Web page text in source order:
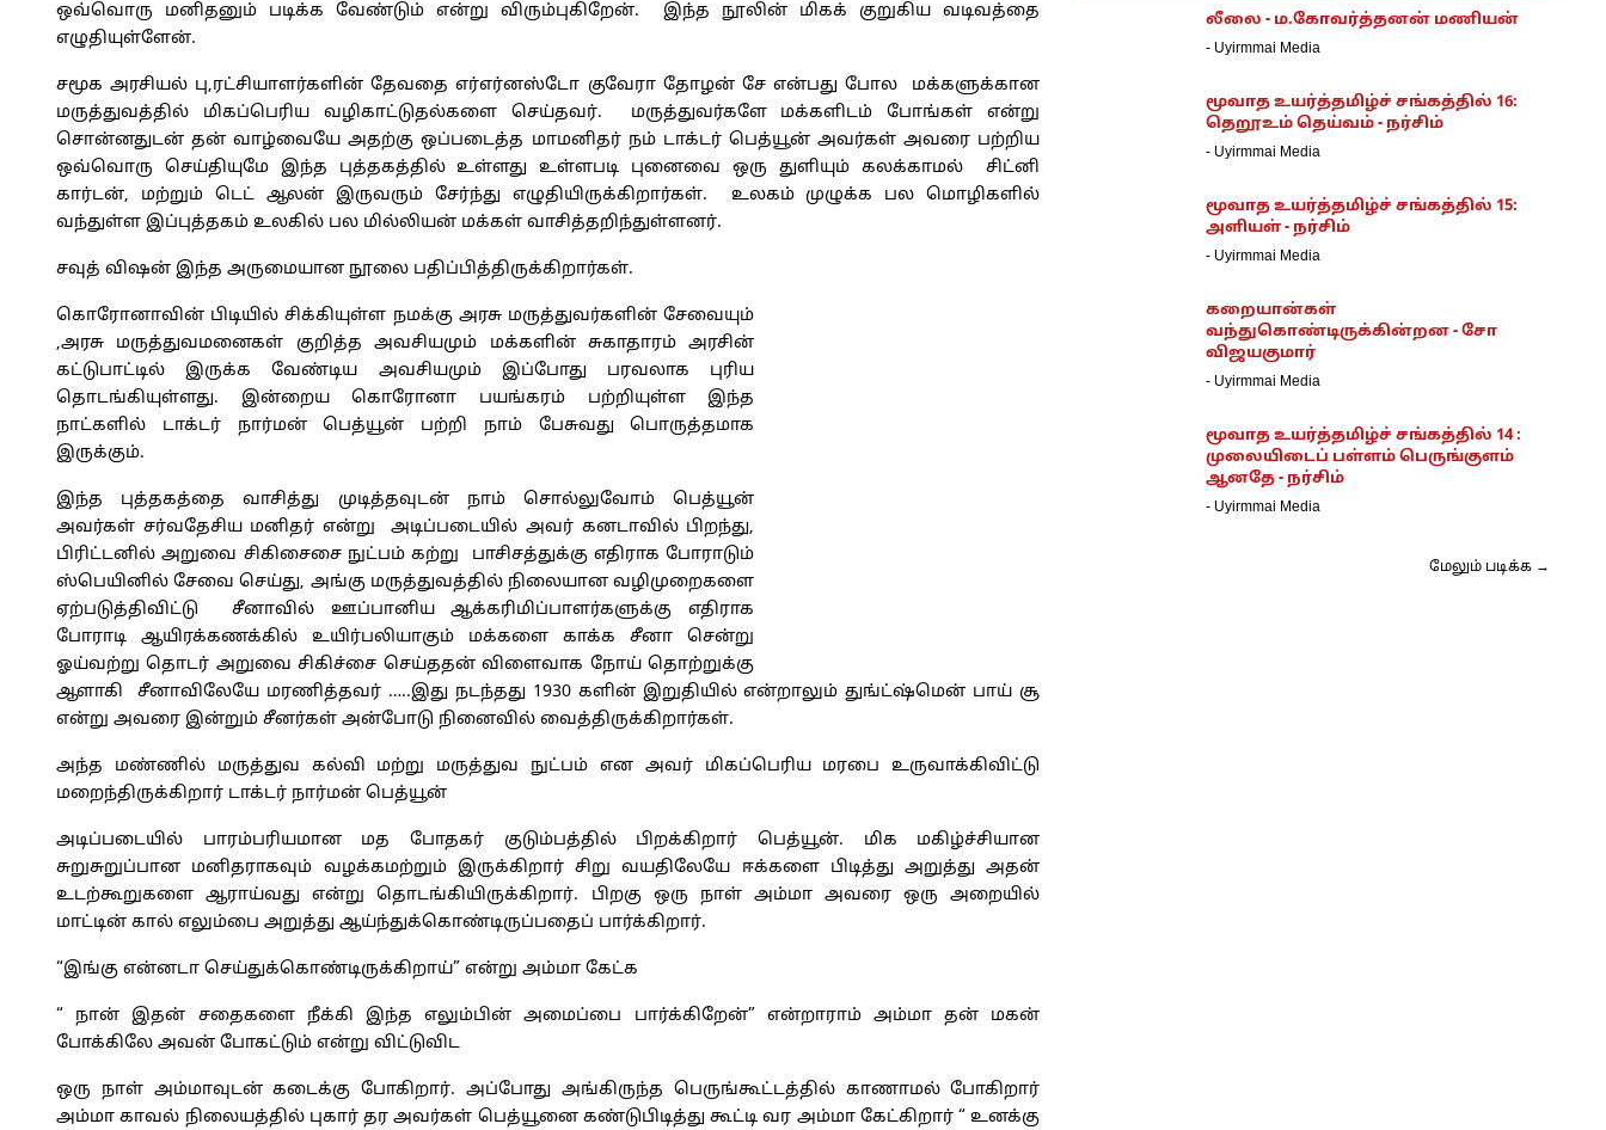
ஒவ்வொரு மனிதனும் படிக்க வேண்டும் என்று விரும்புகிறேன். இந்த நூலின் மிகக் குறுகிய வடிவத்தை
எழுதியுள்ளேன்.
சமூக அரசியல் பு,ரட்சியாளர்களின் தேவதை எர்எர்னஸ்டோ குவேரா தோழன் சே என்பது போல மக்களுக்கான
மருத்துவத்தில் மிகப்பெரிய வழிகாட்டுதல்களை செய்தவர். மருத்துவர்களே மக்களிடம் போங்கள் என்று
சொன்னதுடன் தன் வாழ்வையே அதற்கு ஒப்படைத்த மாமனிதர் நம் டாக்டர் பெத்யூன் அவர்கள் அவரை பற்றிய
ஒவ்வொரு செய்தியுமே இந்த புத்தகத்தில் உள்ளது உள்ளபடி புனைவை ஒரு துளியும் கலக்காமல் சிட்னி
கார்டன், மற்றும் டெட் ஆலன் இருவரும் சேர்ந்து எழுதியிருக்கிறார்கள். உலகம் முழுக்க பல மொழிகளில்
வந்துள்ள இப்புத்தகம் உலகில் பல மில்லியன் மக்கள் வாசித்தறிந்துள்ளனர்.
சவுத் விஷன் இந்த அருமையான நூலை பதிப்பித்திருக்கிறார்கள்.
கொரோனாவின் பிடியில் சிக்கியுள்ள நமக்கு அரசு மருத்துவர்களின் சேவையும்
,அரசு மருத்துவமனைகள் குறித்த அவசியமும் மக்களின் சுகாதாரம் அரசின்
கட்டுபாட்டில் இருக்க வேண்டிய அவசியமும் இப்போது பரவலாக புரிய
தொடங்கியுள்ளது. இன்றைய கொரோனா பயங்கரம் பற்றியுள்ள இந்த
நாட்களில் டாக்டர் நார்மன் பெத்யூன் பற்றி நாம் பேசுவது பொருத்தமாக
இருக்கும்.
இந்த புத்தகத்தை வாசித்து முடித்தவுடன் நாம் சொல்லுவோம் பெத்யூன்
அவர்கள் சர்வதேசிய மனிதர் என்று அடிப்படையில் அவர் கனடாவில் பிறந்து,
பிரிட்டனில் அறுவை சிகிசைசை நுட்பம் கற்று பாசிசத்துக்கு எதிராக போராடும்
ஸ்பெயினில் சேவை செய்து, அங்கு மருத்துவத்தில் நிலையான வழிமுறைகளை
ஏற்படுத்திவிட்டு சீனாவில் ஊப்பானிய ஆக்கரிமிப்பாளர்களுக்கு எதிராக
போராடி ஆயிரக்கணக்கில் உயிர்பலியாகும் மக்களை காக்க சீனா சென்று
ஓய்வற்று தொடர் அறுவை சிகிச்சை செய்ததன் விளைவாக நோய் தொற்றுக்கு
ஆளாகி சீனாவிலேயே மரணித்தவர் …..இது நடந்தது 1930 களின் இறுதியில் என்றாலும் துங்ட்ஷ்மென் பாய் சூ
என்று அவரை இன்றும் சீனர்கள் அன்போடு நினைவில் வைத்திருக்கிறார்கள்.
அந்த மண்ணில் மருத்துவ கல்வி மற்று மருத்துவ நுட்பம் என அவர் மிகப்பெரிய மரபை உருவாக்கிவிட்டு
மறைந்திருக்கிறார் டாக்டர் நார்மன் பெத்யூன்
அடிப்படையில் பாரம்பரியமான மத போதகர் குடும்பத்தில் பிறக்கிறார் பெத்யூன். மிக மகிழ்ச்சியான
சுறுசுறுப்பான மனிதராகவும் வழக்கமற்றும் இருக்கிறார் சிறு வயதிலேயே ஈக்களை பிடித்து அறுத்து அதன்
உடற்கூறுகளை ஆராய்வது என்று தொடங்கியிருக்கிறார். பிறகு ஒரு நாள் அம்மா அவரை ஒரு அறையில்
மாட்டின் கால் எலும்பை அறுத்து ஆய்ந்துக்கொண்டிருப்பதைப் பார்க்கிறார்.
“இங்கு என்னடா செய்துக்கொண்டிருக்கிறாய்” என்று அம்மா கேட்க
“ நான் இதன் சதைகளை நீக்கி இந்த எலும்பின் அமைப்பை பார்க்கிறேன்” என்றாராம் அம்மா தன் மகன்
போக்கிலே அவன் போகட்டும் என்று விட்டுவிட
ஒரு நாள் அம்மாவுடன் கடைக்கு போகிறார். அப்போது அங்கிருந்த பெருங்கூட்டத்தில் காணாமல் போகிறார்
அம்மா காவல் நிலையத்தில் புகார் தர அவர்கள் பெத்யூனை கண்டுபிடித்து கூட்டி வர அம்மா கேட்கிறார் “ உனக்கு
லீலை - ம.கோவர்த்தனன் மணியன்
- Uyirmmai Media
மூவாத உயர்த்தமிழ்ச் சங்கத்தில் 16:
தெறூஉம் தெய்வம் - நர்சிம்
- Uyirmmai Media
மூவாத உயர்த்தமிழ்ச் சங்கத்தில் 15:
அளியள் - நர்சிம்
- Uyirmmai Media
கறையான்கள்
வந்துகொண்டிருக்கின்றன - சோ
விஜயகுமார்
- Uyirmmai Media
மூவாத உயர்த்தமிழ்ச் சங்கத்தில் 14 :
முலையிடைப் பள்ளம் பெருங்குளம்
ஆனதே - நர்சிம்
- Uyirmmai Media
மேலும் படிக்க →